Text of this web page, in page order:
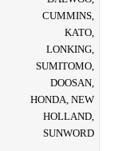
CUMMINS,
KATO,
LONKING,
SUMITOMO,
DOOSAN,
HONDA, NEW
HOLLAND,
SUNWORD